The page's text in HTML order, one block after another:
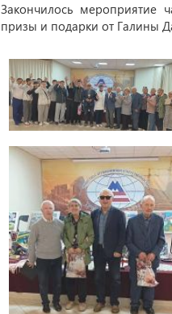
Закончилось
призы и подарки от Галины